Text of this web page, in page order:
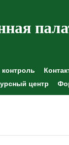
центр